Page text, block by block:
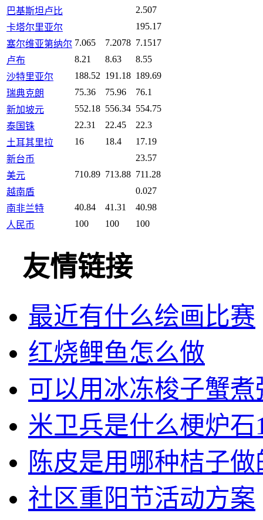
巴基斯坦卢比
2.507
卡塔尔里亚尔
195.17
塞尔维亚第纳尔 7.065 7.2078 7.1517
卢布
8.21 8.63
8.55
沙特里亚尔
188.52 191.18 189.69
瑞典克朗
75.36 75.96
76.1
新加坡元
552.18 556.34 554.75
泰国铢
22.31 22.45
22.3
土耳其里拉
16 18.4
17.19
新台币
23.57
美元
710.89 713.88 711.28
越南盾
0.027
南非兰特
40.84 41.31
40.98
人民币
100 100 100
友情链接
最近有什么绘画比赛
红烧鲤鱼怎么做
可以用冰冻梭子蟹煮
米卫兵是什么梗炉石
陈皮是用哪种桔子做
社区重阳节活动方案